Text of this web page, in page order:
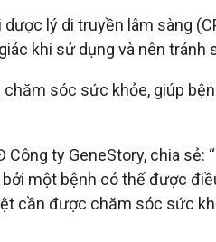
lý di truyền lâm sàng
khi sử dụng và nên tránh
sóc sức khỏe, giúp
ty GeneStory, chia sẻ:
một bệnh có thể được
cần được chăm sóc sức